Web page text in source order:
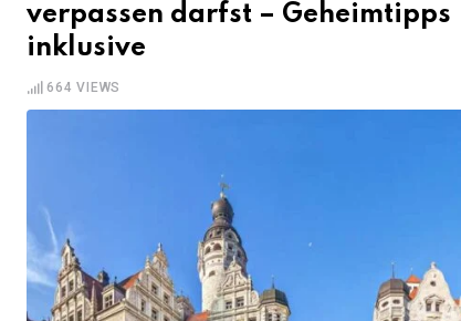
verpassen darfst – Geheimtipps
inklusive
664 VIEWS